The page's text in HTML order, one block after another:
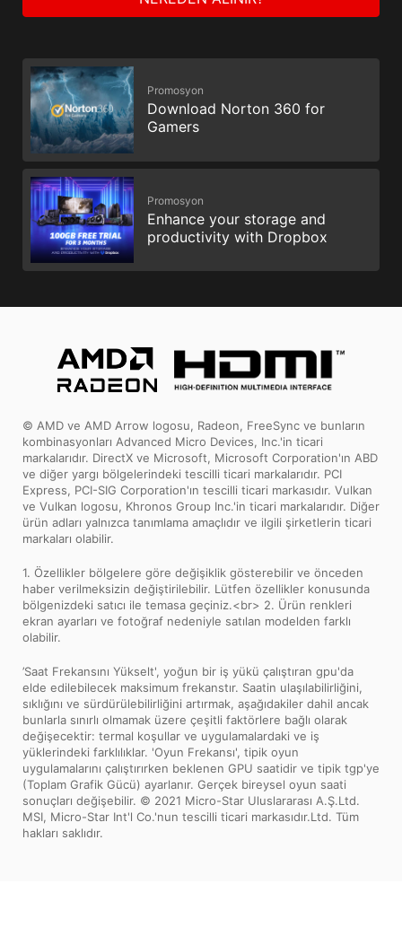
Promosyon
Download Norton 360 for
Gamers
Promosyon
Enhance your storage and
productivity with Dropbox
© AMD ve AMD Arrow logosu, Radeon, FreeSync ve bunların
kombinasyonları Advanced Micro Devices, Inc.'in ticari
markalarıdır. DirectX ve Microsoft, Microsoft Corporation'ın ABD
ve diğer yargı bölgelerindeki tescilli ticari markalarıdır. PCI
Express, PCI-SIG Corporation'ın tescilli ticari markasıdır. Vulkan
ve Vulkan logosu, Khronos Group Inc.'in ticari markalarıdır. Diğer
ürün adları yalnızca tanımlama amaçlıdır ve ilgili şirketlerin ticari
markaları olabilir.
1. Özellikler bölgelere göre değişiklik gösterebilir ve önceden
haber verilmeksizin değiştirilebilir. Lütfen özellikler konusunda
bölgenizdeki satıcı ile temasa geçiniz.<br> 2. Ürün renkleri
ekran ayarları ve fotoğraf nedeniyle satılan modelden farklı
olabilir.
’Saat Frekansını Yükselt', yoğun bir iş yükü çalıştıran gpu'da
elde edilebilecek maksimum frekanstır. Saatin ulaşılabilirliğini,
sıklığını ve sürdürülebilirliğini artırmak, aşağıdakiler dahil ancak
bunlarla sınırlı olmamak üzere çeşitli faktörlere bağlı olarak
değişecektir: termal koşullar ve uygulamalardaki ve iş
yüklerindeki farklılıklar. 'Oyun Frekansı', tipik oyun
uygulamalarını çalıştırırken beklenen GPU saatidir ve tipik tgp'ye
(Toplam Grafik Gücü) ayarlanır. Gerçek bireysel oyun saati
sonuçları değişebilir. © 2021 Micro-Star Uluslararası A.Ş.Ltd.
MSI, Micro-Star Int'l Co.'nun tescilli ticari markasıdır.Ltd. Tüm
hakları saklıdır.